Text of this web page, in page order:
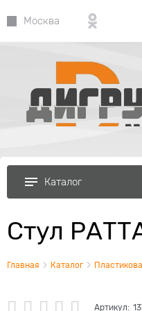
Москва
Каталог
Стул
Главная Каталог
Артикул: